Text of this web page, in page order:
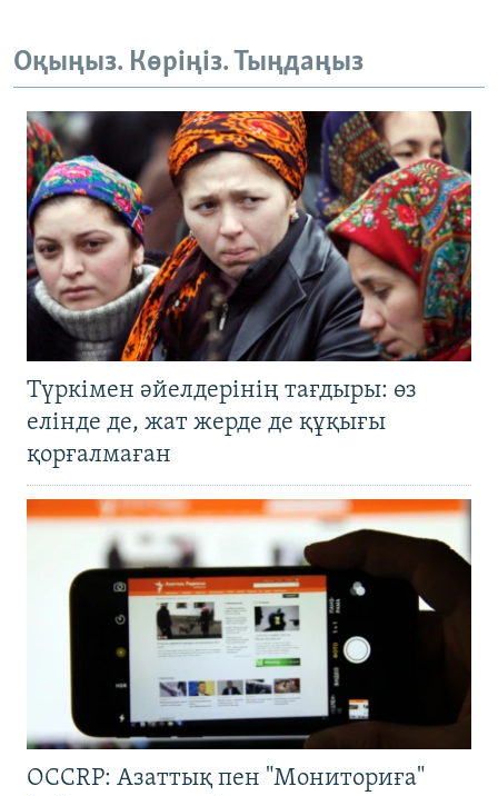
Оқыңыз. Көріңіз. Тыңдаңыз
Түркімен әйелдерінің тағдыры: өз
елінде де, жат жерде де құқығы
қорғалмаған
OCCRP: Азаттық пен "Мониториға"